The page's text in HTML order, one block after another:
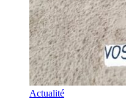
Actualité